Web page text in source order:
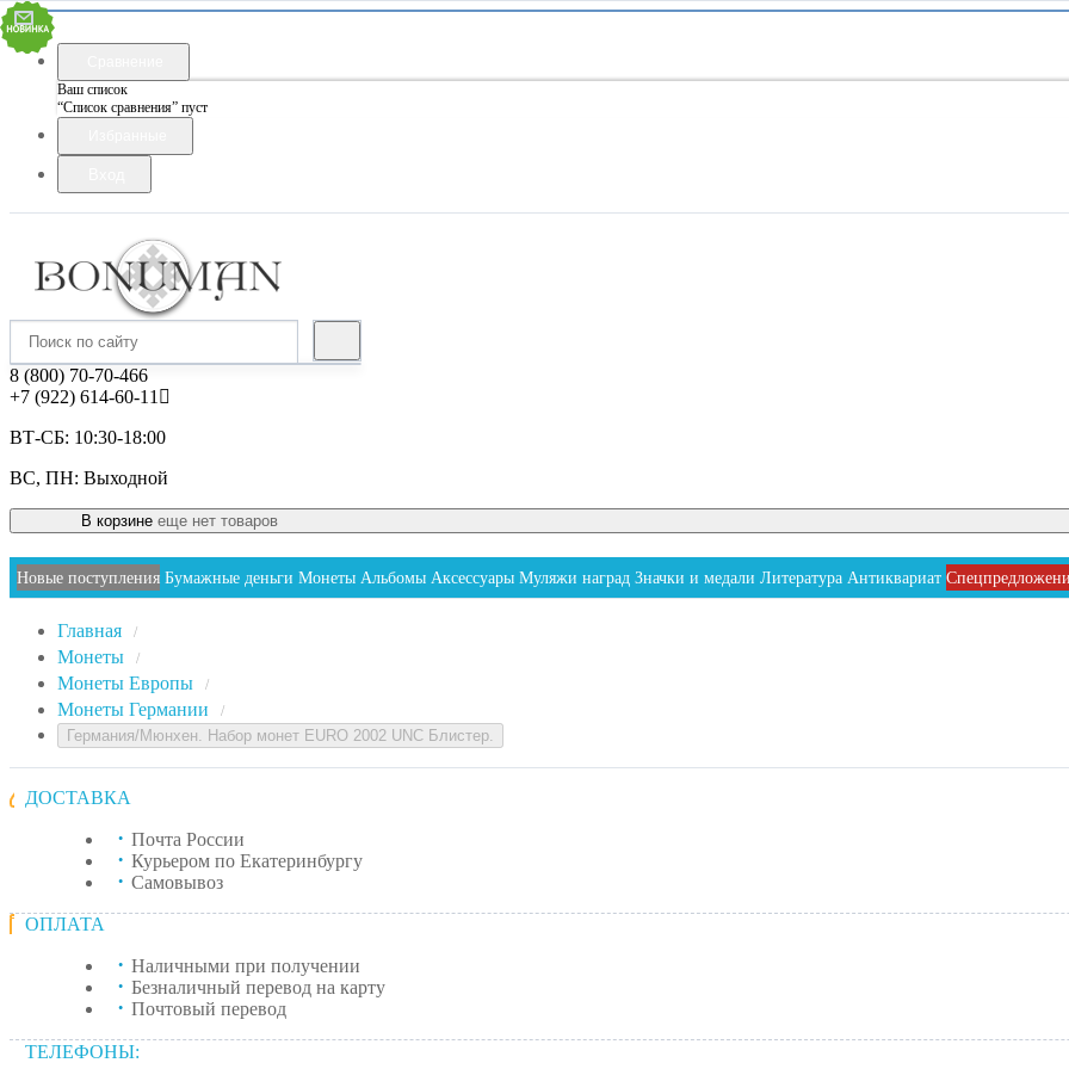
Ваш список
“Список сравнения” пуст
8 (800) 70-70-466
+7 (922) 614-60-11
ВТ-СБ: 10:30-18:00
ВС, ПН: Выходной
В корзине еще нет товаров
Новые поступления Бумажные деньги Монеты Альбомы Аксессуары Муляжи наград Значки и медали Литература Антиквариат
Главная /
Монеты /
Монеты Европы /
Монеты Германии /
Германия/Мюнхен. Набор монет EURO 2002 UNC Блистер.
ДОСТАВКА
Почта России
Курьером по Екатеринбургу
Самовывоз
ОПЛАТА
Наличными при получении
Безналичный перевод на карту
Почтовый перевод
ТЕЛЕФОНЫ: